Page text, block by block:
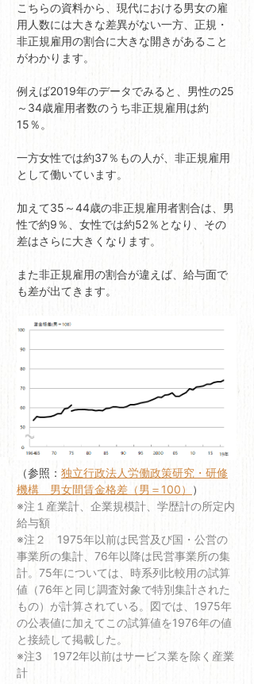
こちらの資料から、現代における男女の雇
用人数には大きな差異がない一方、正規・
非正規雇用の割合に大きな開きがあること
がわかります。
例えば2019年のデータでみると、男性の25
～34歳雇用者数のうち非正規雇用は約
15％。
一方女性では約37％もの人が、非正規雇用
として働いています。
加えて35～44歳の非正規雇用者割合は、男
性で約9％、女性では約52％となり、その
差はさらに大きくなります。
また非正規雇用の割合が違えば、給与面で
も差が出てきます。
（参照： 独立行政法人労働政策研究・研修
機構 男女間賃金格差（男＝100）
）
※注１産業計、企業規模計、学歴計の所定内
給与額
※注２ 1975年以前は民営及び国・公営の
事業所の集計、76年以降は民営事業所の集
計。75年については、時系列比較用の試算
値（76年と同じ調査対象で特別集計された
もの）が計算されている。図では、1975年
の公表値に加えてこの試算値を1976年の値
と接続して掲載した。
※注3 1972年以前はサービス業を除く産業
計